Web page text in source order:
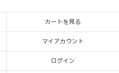
カートを見る
マイアカウント
ログイン